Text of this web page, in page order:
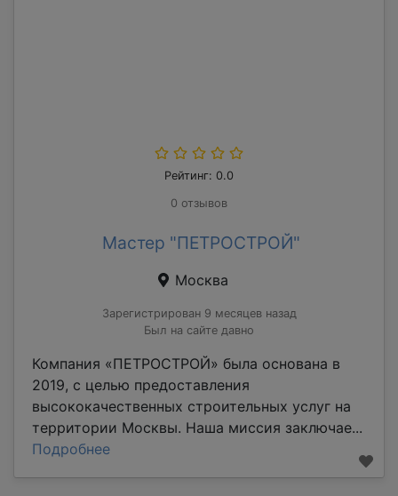
Рейтинг: 0.0
0 отзывов
Мастер "ПЕТРОСТРОЙ"
Москва
Зарегистрирован 9 месяцев назад
Был на сайте давно
Компания «ПЕТРОСТРОЙ» была основана в
2019, с целью предоставления
высококачественных строительных услуг на
территории Москвы. Наша миссия заключае...
Подробнее